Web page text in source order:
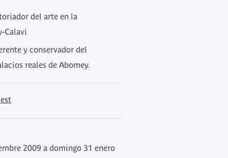
del arte en la
Calavi
y conservador del
reales de Abomey.
2009 a domingo 31 enero